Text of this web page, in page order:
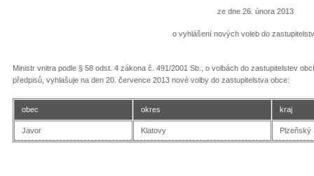
ze dne 26. února 2013
o vyhlášení nových voleb do
Ministr vnitra podle § 58 odst. 4 zákona č. 491/2001 Sb., o volbách do zastupitelstev
předpisů, vyhlašuje na den 20. července 2013 nové volby do zastupitelstva obce:
obec okres kraj
Javor Klatovy Plzeňský